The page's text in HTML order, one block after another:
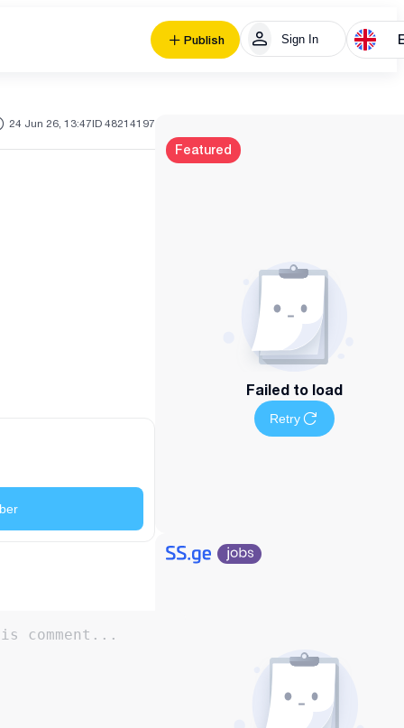
Publish Sign In
24 Jun 26, 13:47ID 48214197
Featured
Failed to load
Retry